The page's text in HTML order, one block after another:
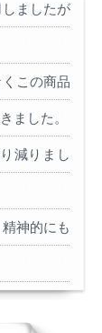
ましたが
この商品
ました。
減りまし
神的にも